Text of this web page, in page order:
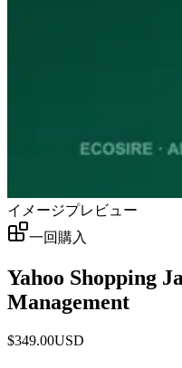
イメージプレビュー
一回購入
Yahoo Shopping
Management
$349.00USD